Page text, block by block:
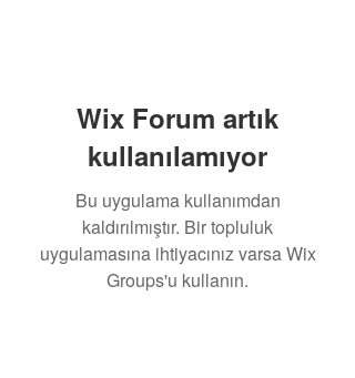
Wix Forum artık
kullanılamıyor
Bu uygulama kullanımdan
kaldırılmıştır. Bir topluluk
uygulamasına ihtiyacınız varsa Wix
Groups'u kullanın.